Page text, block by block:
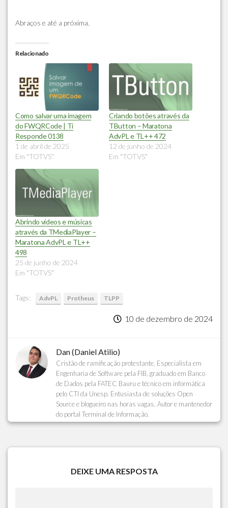
Abraços e até a próxima.
Relacionado
Como salvar uma imagem
do FWQRCode | Ti
Responde 0138
1 de abril de 2025
Em "TOTVS"
Criando botões através da
TButton – Maratona
AdvPL e TL++ 472
12 de junho de 2024
Em "TOTVS"
Abrindo vídeos e músicas
através da TMediaPlayer –
Maratona AdvPL e TL++
498
25 de junho de 2024
Em "TOTVS"
Tags: AdvPL Protheus TLPP
10 de dezembro de 2024
Dan (Daniel Atilio)
Cristão de ramificação protestante. Especialista em
Engenharia de Software pela FIB, graduado em Banco
de Dados pela FATEC Bauru e técnico em informática
pelo CTI da Unesp. Entusiasta de soluções Open
Source e blogueiro nas horas vagas. Autor e mantenedor
do portal Terminal de Informação.
DEIXE UMA RESPOSTA